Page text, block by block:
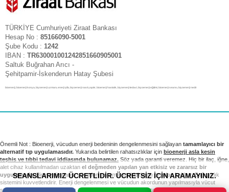
TÜRKİYE Cumhuriyeti Ziraat Bankası
Hesap No : 85166090-5001
Şube Kodu : 1242
IBAN : TR630001001242851660905001
Saltuk Buğrahan Arıcı -
Şehitpamir-İskenderun Hatay Şubesi
bioenerji, bioenerji konya, biyoenerji uzmanı, enerji şifa, biyoenerji nasıl yapılır, bioenerji hastalık, biyoenerji tedavi, biyoenerji eğitimi, bioenerji seansı, biyoenerji nedir
SEANSLARIMIZ ÜCRETLİDİR. ÜCRETSİZ İÇİN ARAMAYINIZ.
Önemli Not : Bioenerji, vücudun enerji bedeninin dengelenmesini sağlayan tamamlayıcı bir
alternatif tıp uygulamasıdır. Yukarıda belirtilen rahatsızlıklar için bioenerji asla kesin
teşhis ve tıbbi tedavi iddiasında bulunamaz. Söz yada garanti veremez. Hiç bir ilaç, iğne,
alet cihaz kullanılmadan uzaktan el değmeden yapılan yan etkisiz ve zararsız bir
uygulamadır.Bioenerji seansı vücudun sistem bozukluklarını ortadan kaldırır. Bağışıklık
sistemini kuvvetlendirir. Enerji dengelenmesi ve vücudun akordunun yapılmasıyla vücut
sağlıklı sistemini yeniden kurar. Tıbbi tedavi ve kontrollerinizi takip etmek sizin